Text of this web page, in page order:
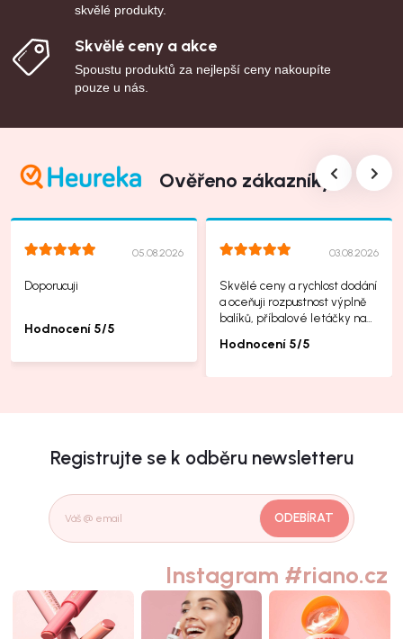
skvělé produkty.
Skvělé ceny a akce
Spoustu produktů za nejlepší ceny nakoupíte
pouze u nás.
Ověřeno zákazníky
05.08.2026
Doporucuji
Hodnocení 5/5
03.08.2026
Skvělé ceny a rychlost dodání
a oceňuji rozpustnost výplně
balíků, příbalové letáčky na
Hodnocení 5/5
Registrujte se k odběru newsletteru
ODEBÍRAT
Instagram #riano.cz